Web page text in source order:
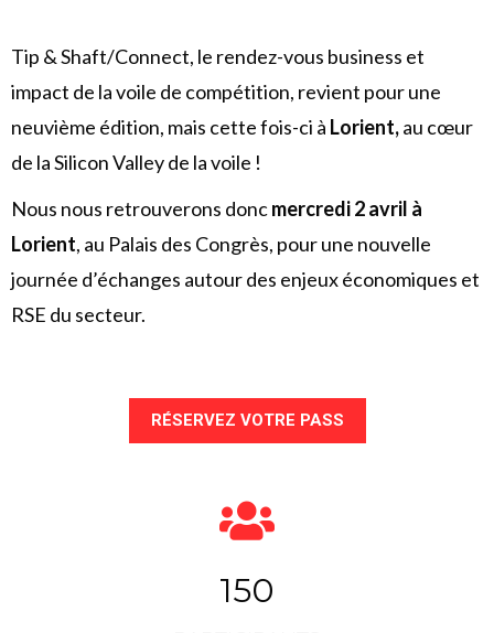
Tip & Shaft/Connect, le rendez-vous business et
impact de la voile de compétition, revient pour une
neuvième édition, mais cette fois-ci à Lorient,au cœur
de la Silicon Valley de la voile !
Nous nous retrouverons doncmercredi 2 avril à
Lorient, au Palais des Congrès, pour une nouvelle
journée d’échanges autour des enjeux économiques et
RSE du secteur.
RÉSERVEZ VOTRE PASS
150